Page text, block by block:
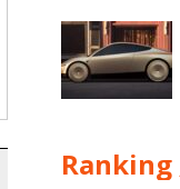
Ranking